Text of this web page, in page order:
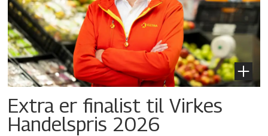
Extra er finalist til Virkes
Handelspris 2026